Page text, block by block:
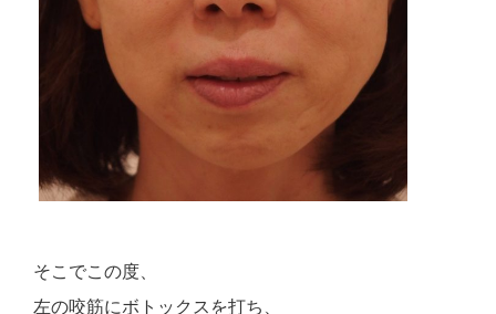
そこでこの度、
左の咬筋にボトックスを打ち、